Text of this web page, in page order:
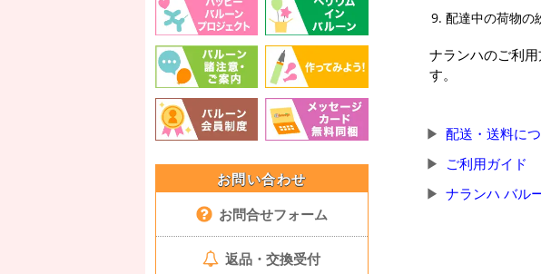
お問い合わせ
お問合せフォーム
返品・交換受付
配達中の荷物の
ナランハのご利用
す。
配送・送料に
ご利用ガイド
ナランハ バル